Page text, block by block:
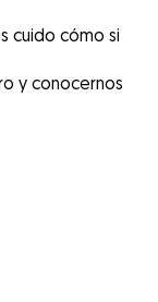
cuido cómo si
y conocernos